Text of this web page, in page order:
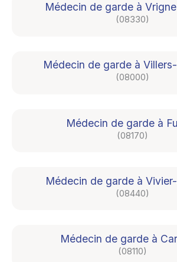
Médecin de garde à
(08330)
Médecin de garde à
(08000)
Médecin de garde à
(08170)
Médecin de garde à
(08440)
Médecin de garde à
(08110)